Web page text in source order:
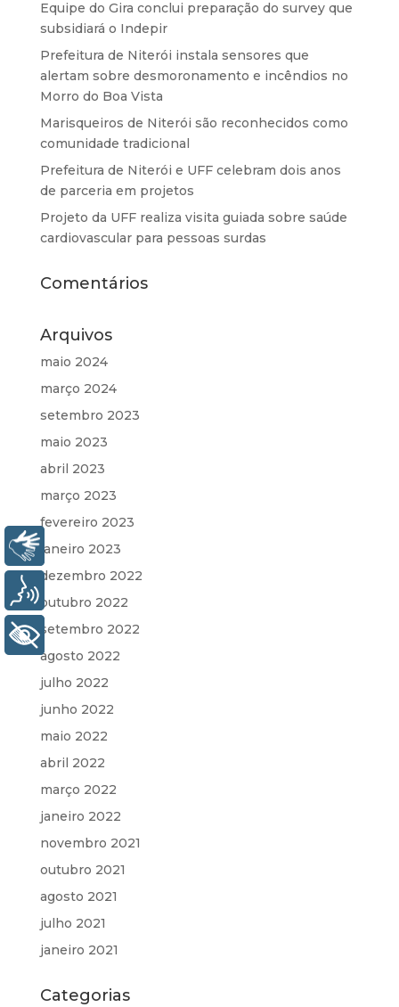
Equipe do Gira conclui preparação do survey que
subsidiará o Indepir
Prefeitura de Niterói instala sensores que
alertam sobre desmoronamento e incêndios no
Morro do Boa Vista
Marisqueiros de Niterói são reconhecidos como
comunidade tradicional
Prefeitura de Niterói e UFF celebram dois anos
de parceria em projetos
Projeto da UFF realiza visita guiada sobre saúde
cardiovascular para pessoas surdas
Comentários
Arquivos
maio 2024
março 2024
setembro 2023
maio 2023
abril 2023
março 2023
fevereiro 2023
janeiro 2023
dezembro 2022
outubro 2022
setembro 2022
agosto 2022
julho 2022
junho 2022
maio 2022
abril 2022
março 2022
janeiro 2022
novembro 2021
outubro 2021
agosto 2021
julho 2021
janeiro 2021
Categorias
Libras
+ Acessibilidade